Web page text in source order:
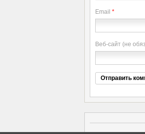
Email *
Веб-сайт (не